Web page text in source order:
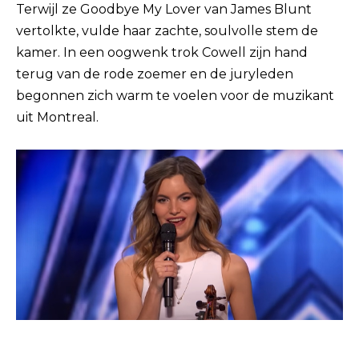
Terwijl ze Goodbye My Lover van James Blunt
vertolkte, vulde haar zachte, soulvolle stem de
kamer. In een oogwenk trok Cowell zijn hand
terug van de rode zoemer en de juryleden
begonnen zich warm te voelen voor de muzikant
uit Montreal.